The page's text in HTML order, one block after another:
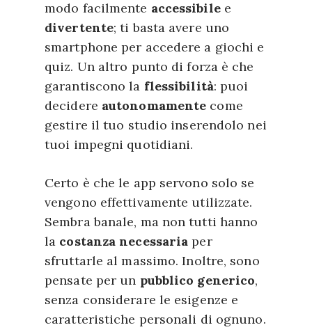
modo facilmente accessibile e
divertente; ti basta avere uno
smartphone per accedere a giochi e
quiz. Un altro punto di forza è che
garantiscono la flessibilità: puoi
decidere autonomamente come
gestire il tuo studio inserendolo nei
tuoi impegni quotidiani.
Certo è che le app servono solo se
vengono effettivamente utilizzate.
Sembra banale, ma non tutti hanno
la costanza necessaria per
sfruttarle al massimo. Inoltre, sono
pensate per un pubblico generico,
senza considerare le esigenze e
caratteristiche personali di ognuno.